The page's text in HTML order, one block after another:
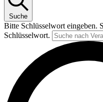
Suche
Bitte Schlüsselwort eingeben.
Schlüsselwort.